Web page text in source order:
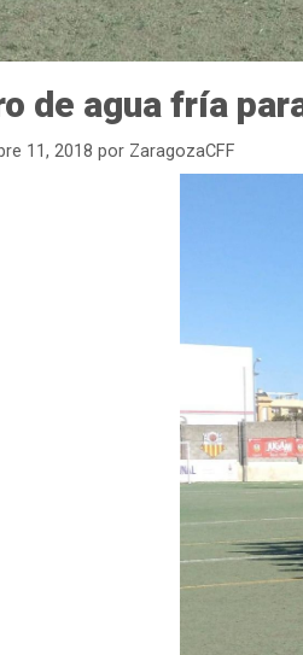
de agua fría
11, 2018 por ZaragozaCFF